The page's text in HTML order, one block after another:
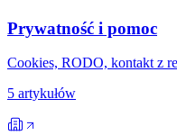
Prywatność i pomoc
Cookies, RODO, kontakt z
5 artykułów